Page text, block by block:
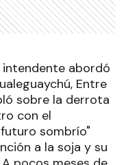
intendente abordó
Entre
sobre la derrota
con el
sombrío"
a la soja y su